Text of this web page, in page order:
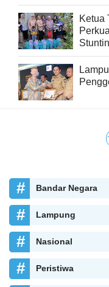
Ketua
Bandar Negara
Lampung
Nasional
Peristiwa